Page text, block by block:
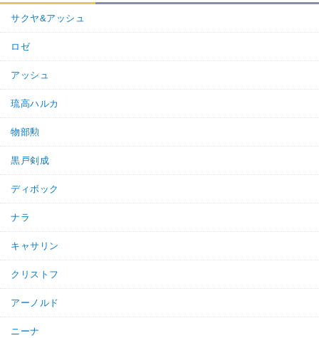
サクヤ&アッシュ
ロゼ
アッシュ
琉高ハルカ
物部勲
黒戸剣成
ディボック
ナラ
キャサリン
クリストフ
アーノルド
ニーナ